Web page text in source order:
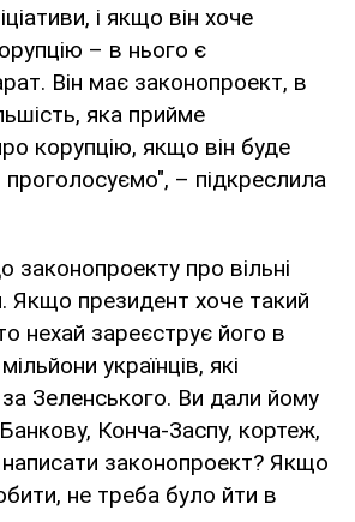
і якщо він хоче
– в нього є
Він має законопроект, в
яка прийме
корупцію, якщо він буде
– підкреслила
законопроекту про вільні
Якщо президент хоче такий
нехай зареєструє його в
українців, які
Зеленського. Ви дали йому
Конча-Заспу, кортеж,
написати законопроект? Якщо
не треба було йти в